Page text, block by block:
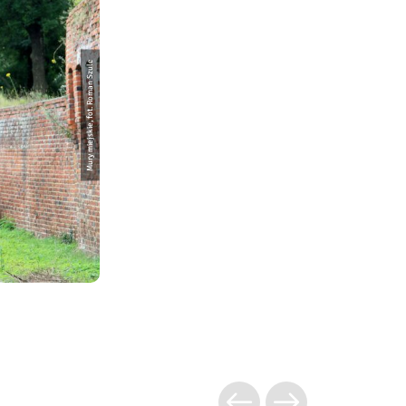
Mury miejskie, fot. Roman Szulc